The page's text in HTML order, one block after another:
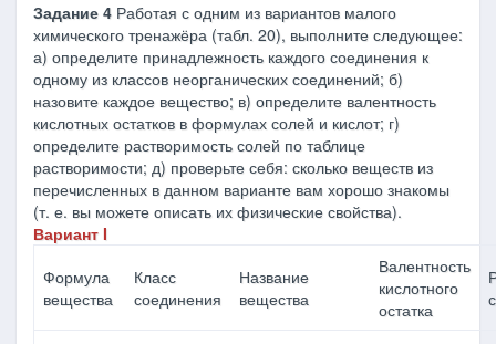
Задание 4 Работая с одним из вариантов малого
химического тренажёра (табл. 20), выполните следующее:
а) определите принадлежность каждого соединения к
одному из классов неорганических соединений; б)
назовите каждое вещество; в) определите валентность
кислотных остатков в формулах солей и кислот; г)
определите растворимость солей по таблице
растворимости; д) проверьте себя: сколько веществ из
перечисленных в данном варианте вам хорошо знакомы
(т. е. вы можете описать их физические свойства).
Вариант I
Формула
вещества
Класс
соединения
Название
вещества
Валентность
кислотного
остатка